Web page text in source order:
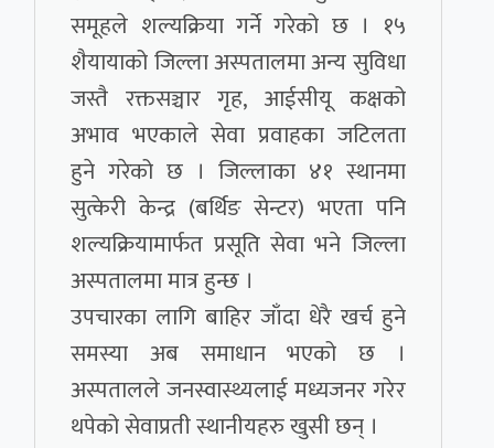
समूहले शल्यक्रिया गर्ने गरेको छ । १५
शैयायाको जिल्ला अस्पतालमा अन्य सुविधा
जस्तै रक्तसञ्चार गृह, आईसीयू कक्षको
अभाव भएकाले सेवा प्रवाहका जटिलता
हुने गरेको छ । जिल्लाका ४१ स्थानमा
सुत्केरी केन्द्र (बर्थिङ सेन्टर) भएता पनि
शल्यक्रियामार्फत प्रसूति सेवा भने जिल्ला
अस्पतालमा मात्र हुन्छ ।
उपचारका लागि बाहिर जाँदा धेरै खर्च हुने
समस्या अब समाधान भएको छ ।
अस्पतालले जनस्वास्थ्यलाई मध्यजनर गरेर
थपेको सेवाप्रती स्थानीयहरु खुसी छन् ।